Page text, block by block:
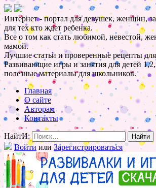
Интернет - портал для девушек, женщин,
для тех кто ждет ребенка.
Все о том как стать любимой, невестой,
мамой.
Лучшие статьи и проверенные рецепты
Развивающие игры и занятия для детей
полезные материалы для школьников.
Главная
О сайте
Авторам
Контакты
НайтИ:
Войти или Зарегистрироваться